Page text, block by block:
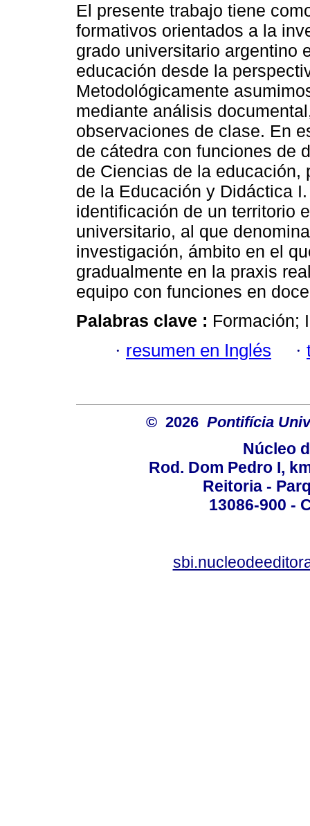
El presente trabajo tiene
formativos orientados a la
grado universitario argentino
educación desde la
Metodológicamente
mediante análisis
observaciones de clase. En
de cátedra con funciones de
de Ciencias de la educación,
de la Educación y Didáctica
identificación de un territorio
universitario, al que
investigación, ámbito en el
gradualmente en la praxis
equipo con funciones en
Palabras clave : Formación;
· resumen en Inglés ·
© 2026 Pontifícia
Núcleo
Rod. Dom Pedro I,
Reitoria -
13086-900 -